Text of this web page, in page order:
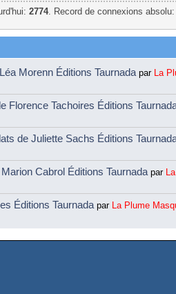
2774. Record de connexions
Morenn Éditions Taurnada par La
Florence Tachoires Éditions
de Juliette Sachs Éditions
Cabrol Éditions Taurnada par
Éditions Taurnada par La Plume